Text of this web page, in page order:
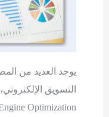
يوجد العديد من